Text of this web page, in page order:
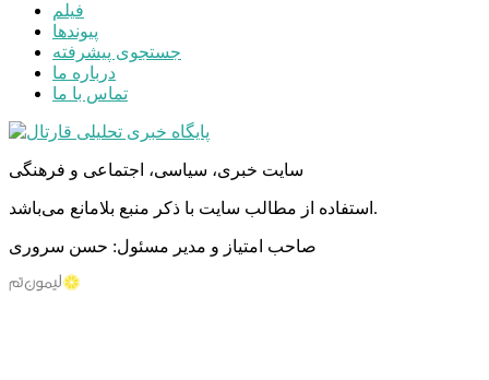
فیلم
پیوندها
جستجوی پیشرفته
درباره ما
تماس با ما
سایت خبری، سیاسی، اجتماعی و فرهنگی
استفاده از مطالب سایت با ذکر منبع بلامانع می‌باشد.
صاحب امتیاز و مدیر مسئول: حسن سروری